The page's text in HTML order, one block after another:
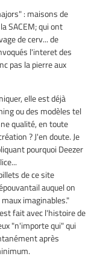
: maisons de
SACEM; qui ont
de cerv... de
l'interet des
pas la pierre aux
elle est déjà
ou des modèles tel
qualité, en toute
? J'en doute. Je
pourquoi Deezer
de ce site
auquel on
imaginables."
fait avec l'histoire de
"n'importe qui" qui
après